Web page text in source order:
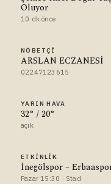
Oluyor
10 dk önce
NÖBETÇI
ARSLAN ECZANESİ
02247123615
YARIN HAVA
32° / 20°
açık
ETKINLIK
İnegölspor –
Pazar 15:30 · Stad